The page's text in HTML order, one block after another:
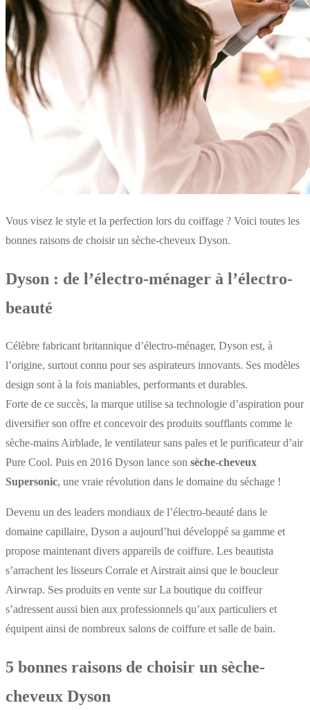
Vous visez le style et la perfection lors du coiffage ? Voici toutes les
bonnes raisons de choisir un sèche-cheveux Dyson.
Dyson : de l’électro-ménager à l’électro-
beauté
Célèbre fabricant britannique d’électro-ménager, Dyson est, à
l’origine, surtout connu pour ses aspirateurs innovants. Ses modèles
design sont à la fois maniables, performants et durables.
Forte de ce succès, la marque utilise sa technologie d’aspiration pour
diversifier son offre et concevoir des produits soufflants comme le
sèche-mains Airblade, le ventilateur sans pales et le purificateur d’air
Pure Cool. Puis en 2016 Dyson lance son sèche-cheveux
Supersonic, une vraie révolution dans le domaine du séchage !
Devenu un des leaders mondiaux de l’électro-beauté dans le
domaine capillaire, Dyson a aujourd’hui développé sa gamme et
propose maintenant divers appareils de coiffure. Les beautista
s’arrachent les lisseurs Corrale et Airstrait ainsi que le boucleur
Airwrap. Ses produits en vente sur La boutique du coiffeur
s’adressent aussi bien aux professionnels qu’aux particuliers et
équipent ainsi de nombreux salons de coiffure et salle de bain.
5 bonnes raisons de choisir un sèche-
cheveux Dyson